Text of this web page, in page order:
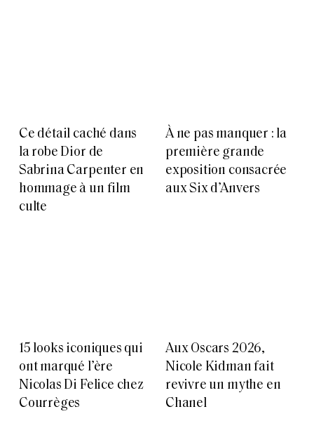
Ce détail caché dans
la robe Dior de
Sabrina Carpenter en
hommage à un film
culte
À ne pas manquer : la
première grande
exposition consacrée
aux Six d’Anvers
15 looks iconiques qui
ont marqué l’ère
Nicolas Di Felice chez
Courrèges
Aux Oscars 2026,
Nicole Kidman fait
revivre un mythe en
Chanel